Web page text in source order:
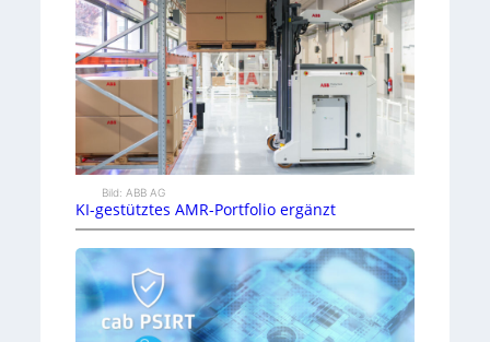
Bild: ABB AG
KI-gestütztes AMR-Portfolio ergänzt